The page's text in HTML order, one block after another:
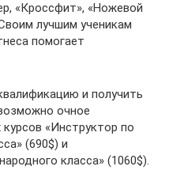
«Кроссфит», «Ножевой
лучшим ученикам
помогает
и получить
очное
«Инструктор по
(690$) и
класса» (1060$).